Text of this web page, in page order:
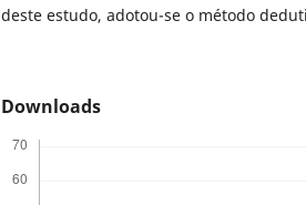
deste estudo, adotou-se o método
Downloads